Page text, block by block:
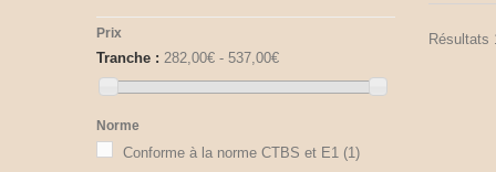
Prix
Tranche : 282,00€ - 537,00€
Norme
Conforme à la norme CTBS et E1 (1)
Résultats